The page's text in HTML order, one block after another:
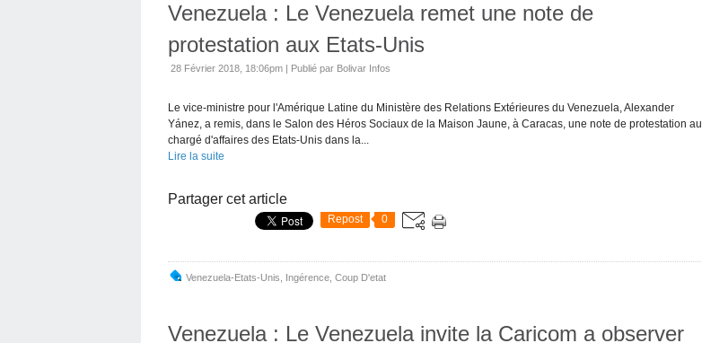
Venezuela : Le Venezuela remet une note de
protestation aux Etats-Unis
28 Février 2018, 18:06pm | Publié par Bolivar Infos
Le vice-ministre pour l'Amérique Latine du Ministère des Relations Extérieures du Venezuela, Alexander
Yánez, a remis, dans le Salon des Héros Sociaux de la Maison Jaune, à Caracas, une note de protestation au
chargé d'affaires des Etats-Unis dans la...
Lire la suite
Partager cet article
Repost 0
Venezuela-Etats-Unis Ingérence Coup D'etat
Venezuela : Le Venezuela invite la Caricom a observer